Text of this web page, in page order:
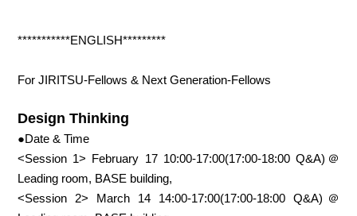
***********ENGLISH*********
For JIRITSU-Fellows & Next Generation-Fellows
Design Thinking
●Date & Time
<Session 1> February 17 10:00-17:00(17:00-18:00 Q&A)＠
Leading room, BASE building,
<Session 2> March 14 14:00-17:00(17:00-18:00 Q&A)＠